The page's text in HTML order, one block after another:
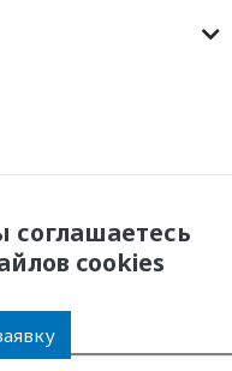
соглашаетесь
cookies